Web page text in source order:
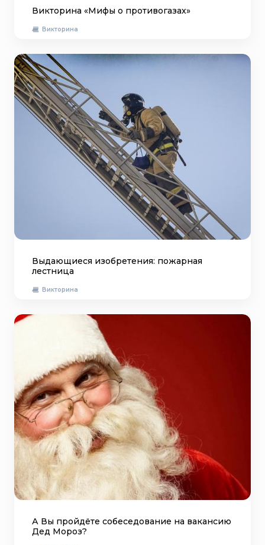
Викторина «Мифы о противогазах»
Викторина
Выдающиеся изобретения: пожарная
лестница
Викторина
А Вы пройдёте собеседование на вакансию
Дед Мороз?